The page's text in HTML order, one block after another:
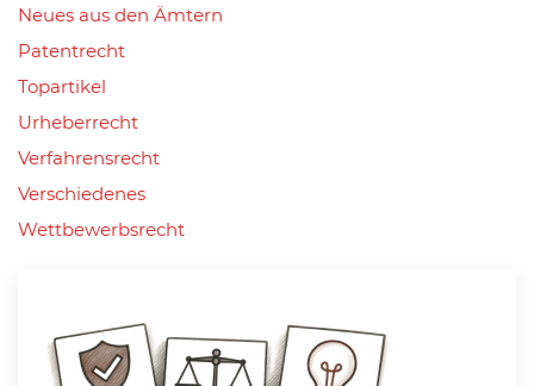
Neues aus den Ämtern
Patentrecht
Topartikel
Urheberrecht
Verfahrensrecht
Verschiedenes
Wettbewerbsrecht